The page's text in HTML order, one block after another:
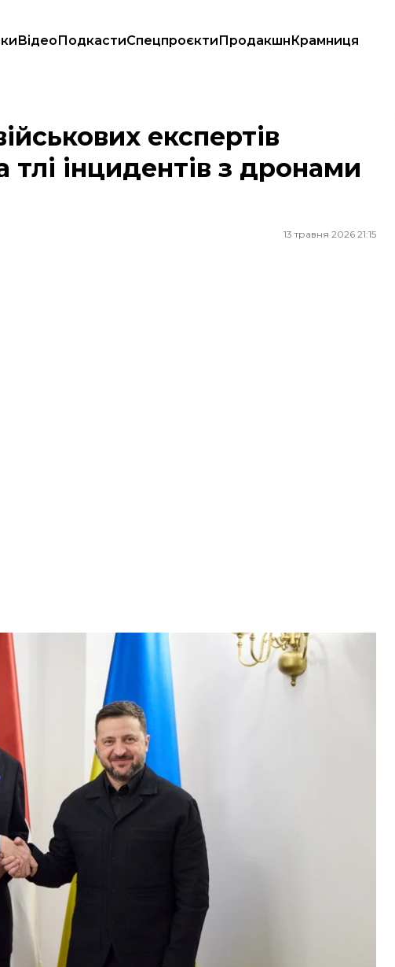
ВідеоПодкастиСпецпроєктиПродакшнКрамниця
інцидентів з дронами в регіоні
експертів
тлі інцидентів з дронами
13 травня 2026 21:15
та президент Латвії Едгарс Рінкевичс
України
та Латвії для допомоги із захистом повітряного
Зеленський після зустрічі з главами
для обміну досвідом та безпосередньої допомоги
, — наголосив Зеленський.